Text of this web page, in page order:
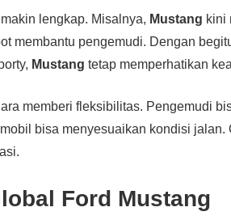
lengkap. Misalnya, Mustang kini
membantu pengemudi. Dengan
Mustang tetap memperhatikan
memberi fleksibilitas. Pengemudi
bisa menyesuaikan kondisi jalan.
Ford Mustang